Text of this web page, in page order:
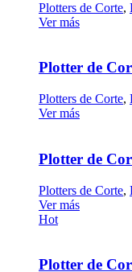
Plotters de Corte,
Ver más
Plotter de
Plotters de Corte,
Ver más
Plotter de
Plotters de Corte,
Ver más
Hot
Plotter de